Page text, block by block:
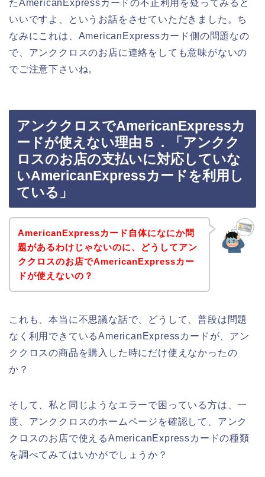
たAmericanExpressカードの不正利用を疑ってみると
いいですよ、というお話をさせていただきました。ち
なみにこれは、AmericanExpressカード側の問題なの
で、アンククロスのお店に連絡をしても意味がないの
でご注意下さいね。
アンククロスでAmericanExpressカ
ードが使えない理由５．「アンクク
ロスのお店の支払いに対応していな
いAmericanExpressカードを利用し
ている」
AmericanExpressカード自体になにか問
題があるわけじゃないのに、どうしてアン
ククロスのお店でAmericanExpressカー
ドが使えないの？
これも、本当に不思議な話で、どうして、普段は問題
なく利用できているAmericanExpressカードが、アン
ククロスの商品を購入した時にだけ使えなかったの
か？
そして、私と同じようなエラーで困っている方は、一
度、アンククロスのホームページを確認して、アンク
クロスのお店で使えるAmericanExpressカードの種類
を調べてみてはいかがでしょうか？